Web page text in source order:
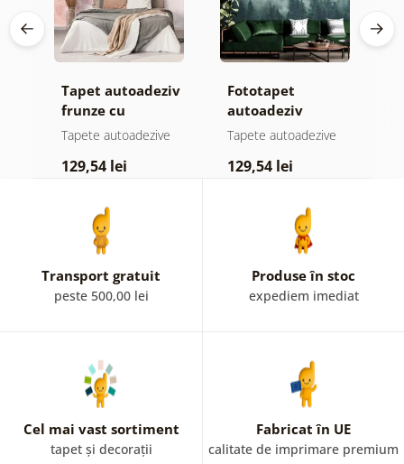
Tapet autoadeziv
frunze cu
atingere
Tapete autoadezive
129,54 lei
Fototapet
autoadeziv
pădure în ceață
Tapete autoadezive
129,54 lei
Transport gratuit
peste 500,00 lei
Produse în stoc
expediem imediat
Cel mai vast sortiment
tapet și decorații
Fabricat în UE
calitate de imprimare premium